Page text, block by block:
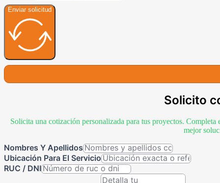
Enviar solicitud
Solicito
Solicita una cotización personalizada para tus proyectos.
mejor
Nombres Y Apellidos
Ubicación Para El Servicio
RUC / DNI